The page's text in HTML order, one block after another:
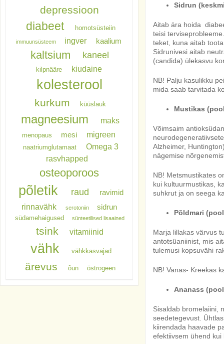
Sidrun
Aitab ära hoida
teisi
teket, kuna aitab
Sidrunivesi aitab
(candida) ülekasvu
NB! Palju kasulikku
mida saab tarvitada
Mustikas
Võimsaim
Alzheimer,
nägemise
NB! Metsmustikates
kui kultuurmustikas,
suhkrut ja on seega
Põldmari
Marja lillakas värvus
antotsüaniinist, mis
tulemusi kopsuvähi
NB! Vanas- Kreekas
Ananass
Sisaldab bromelaiini,
seedetegevust.
kiirendada haavade
efektiivsem ühend
depressioon
diabeet homotsüsteiin
immuunsüsteem ingver kaalium
kaltsium kaneel
kilpnääre kiudaine
kolesterool
kurkum küüslauk
magneesium maks
menopaus mesi migreen
naatriumglutamaat
Omega 3
rasvhapped
osteoporoos
põletik raud ravimid
rinnavähk serotoniin sidrun
südamehaigused sünteetilised lisaained
tsink vitamiinid
vähk vähkkasvajad
ärevus õun östrogeen